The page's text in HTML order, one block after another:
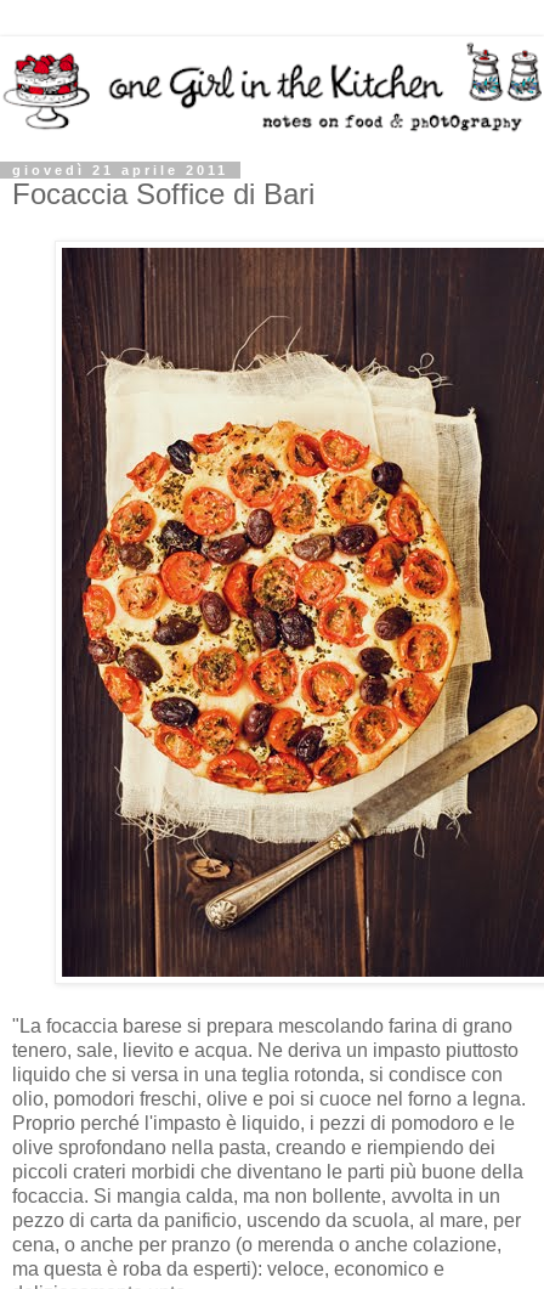
giovedì 21 aprile 2011
Focaccia Soffice di Bari
"La focaccia barese si prepara mescolando farina di grano
tenero, sale, lievito e acqua. Ne deriva un impasto piuttosto
liquido che si versa in una teglia rotonda, si condisce con
olio, pomodori freschi, olive e poi si cuoce nel forno a legna.
Proprio perché l'impasto è liquido, i pezzi di pomodoro e le
olive sprofondano nella pasta, creando e riempiendo dei
piccoli crateri morbidi che diventano le parti più buone della
focaccia. Si mangia calda, ma non bollente, avvolta in un
pezzo di carta da panificio, uscendo da scuola, al mare, per
cena, o anche per pranzo (o merenda o anche colazione,
ma questa è roba da esperti): veloce, economico e